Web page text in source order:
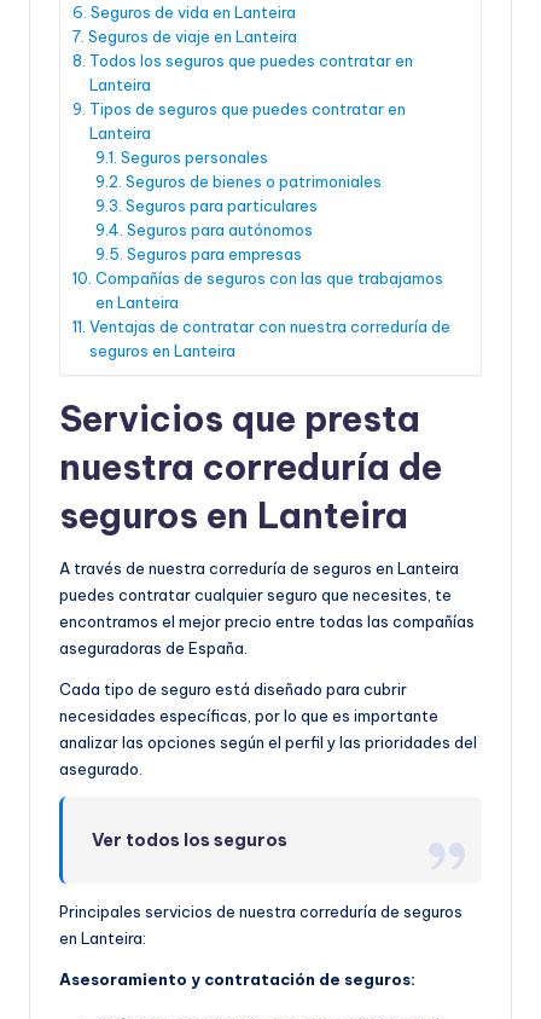
Seguros de vida en Lanteira
Seguros de viaje en Lanteira
Todos los seguros que puedes contratar en
Lanteira
Tipos de seguros que puedes contratar en
Lanteira
Seguros personales
Seguros de bienes o patrimoniales
Seguros para particulares
Seguros para autónomos
Seguros para empresas
Compañías de seguros con las que trabajamos
en Lanteira
Ventajas de contratar con nuestra correduría de
seguros en Lanteira
Servicios que presta
nuestra correduría de
seguros en Lanteira
A través de nuestra correduría de seguros en Lanteira
puedes contratar cualquier seguro que necesites, te
encontramos el mejor precio entre todas las compañías
aseguradoras de España.
Cada tipo de seguro está diseñado para cubrir
necesidades específicas, por lo que es importante
analizar las opciones según el perfil y las prioridades del
asegurado.
Ver todos los seguros
Principales servicios de nuestra correduría de seguros
en Lanteira:
Asesoramiento y contratación de seguros: